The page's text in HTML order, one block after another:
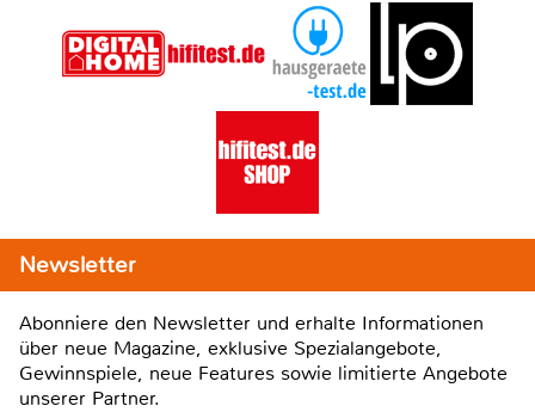
Newsletter
Abonniere den Newsletter und erhalte Informationen
über neue Magazine, exklusive Spezialangebote,
Gewinnspiele, neue Features sowie limitierte Angebote
unserer Partner.